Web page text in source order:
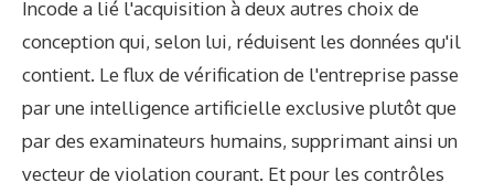
Incode a lié l'acquisition à deux autres choix de
conception qui, selon lui, réduisent les données qu'il
contient. Le flux de vérification de l'entreprise passe
par une intelligence artificielle exclusive plutôt que
par des examinateurs humains, supprimant ainsi un
vecteur de violation courant. Et pour les contrôles